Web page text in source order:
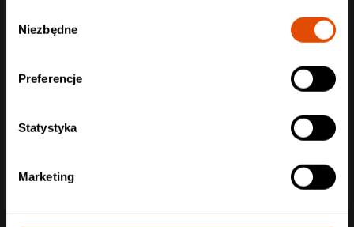
zgody
Niezbędne
Preferencje
Statystyka
Marketing